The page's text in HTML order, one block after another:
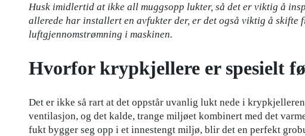
Husk imidlertid at ikke all muggsopp lukter, så det er viktig å
allerede har installert en avfukter der, er det også viktig å
luftgjennomstrømning i maskinen.
Hvorfor krypkjellere er spesielt
Det er ikke så rart at det oppstår uvanlig lukt nede i
ventilasjon, og det kalde, trange miljøet kombinert med det
fukt bygger seg opp i et innestengt miljø, blir det en perfekt